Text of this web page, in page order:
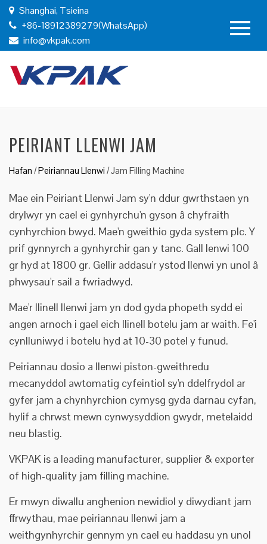
Shanghai, Tsieina
+86-18912389279(WhatsApp)
info@vkpak.com
PEIRIANT LLENWI JAM
Hafan /Peiriannau Llenwi /Jam Filling Machine
Mae ein Peiriant Llenwi Jam sy'n ddur gwrthstaen yn
drylwyr yn cael ei gynhyrchu'n gyson â chyfraith
cynhyrchion bwyd. Mae'n gweithio gyda system plc. Y
prif gynnyrch a gynhyrchir gan y tanc. Gall lenwi 100
gr hyd at 1800 gr. Gellir addasu'r ystod llenwi yn unol â
phwysau'r sail a fwriadwyd.
Mae'r llinell llenwi jam yn dod gyda phopeth sydd ei
angen arnoch i gael eich llinell botelu jam ar waith. Fe'i
cynlluniwyd i botelu hyd at 10-30 potel y funud.
Peiriannau dosio a llenwi piston-gweithredu
mecanyddol awtomatig cyfeintiol sy'n ddelfrydol ar
gyfer jam a chynhyrchion cymysg gyda darnau cyfan,
hylif a chrwst mewn cynwysyddion gwydr, metelaidd
neu blastig.
VKPAK is a leading manufacturer, supplier & exporter
of high-quality jam filling machine.
Er mwyn diwallu anghenion newidiol y diwydiant jam
ffrwythau, mae peiriannau llenwi jam a
weithgynhyrchir gennym yn cael eu haddasu yn unol